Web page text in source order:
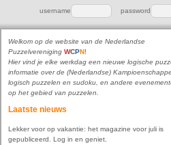
username password
Welkom op de website van de Nederlandse
Puzzelvereniging WCPN!
Hier vind je elke werkdag een nieuwe logische
informatie over de (Nederlandse)
logisch puzzelen en sudoku, en andere
op het gebied van puzzelen.
Laatste nieuws
Lekker voor op vakantie: het magazine voor juli is
gepubliceerd. Log in en geniet.